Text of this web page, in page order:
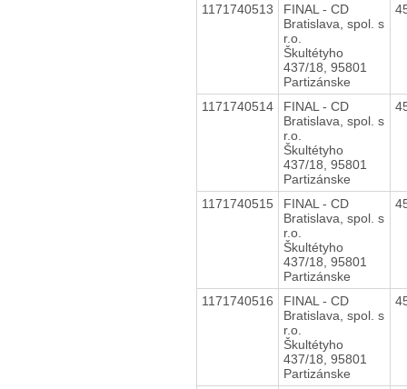
1171740513
FINAL - CD
Bratislava, spol. s
r.o.
Škultétyho
437/18, 95801
Partizánske
1171740514
FINAL - CD
Bratislava, spol. s
r.o.
Škultétyho
437/18, 95801
Partizánske
1171740515
FINAL - CD
Bratislava, spol. s
r.o.
Škultétyho
437/18, 95801
Partizánske
1171740516
FINAL - CD
Bratislava, spol. s
r.o.
Škultétyho
437/18, 95801
Partizánske